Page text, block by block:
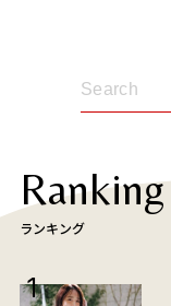
Ranking
ランキング